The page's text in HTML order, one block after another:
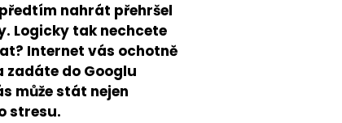
nahrát přehršel
Logicky tak nechcete
Internet vás ochotně
do Googlu
může stát nejen
stresu.